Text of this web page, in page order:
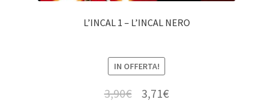
L’INCAL 1 – L’INCAL NERO
IN OFFERTA!
3,90€ 3,71€